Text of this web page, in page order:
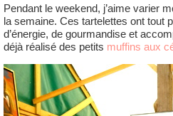
Pendant le weekend, j’aime varier
la semaine. Ces tartelettes ont tout
d’énergie, de gourmandise et
déjà réalisé des petits muffins aux